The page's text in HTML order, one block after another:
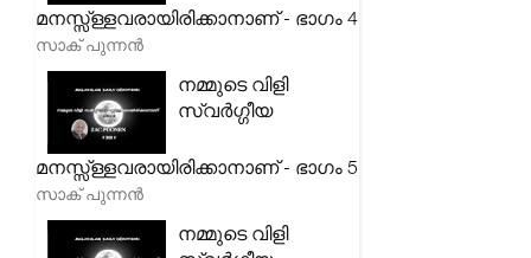
മനസ്സ്ള്ളവരായിരിക്കാനാണ് - ഭാഗം 4
സാക് പുന്നൻ
നമ്മുടെ വിളി
സ്വർഗ്ഗീയ
മനസ്സ്ള്ളവരായിരിക്കാനാണ് - ഭാഗം 5
സാക് പുന്നൻ
നമ്മുടെ വിളി